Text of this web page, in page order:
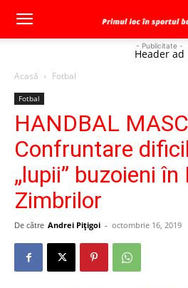
- Publicitate -
Header ad
Acasă Fotbal
Fotbal
HANDBAL
Confruntare
„lupii” buzoieni în
Zimbrilor
De către Andrei Pițigoi - octombrie 16, 2019